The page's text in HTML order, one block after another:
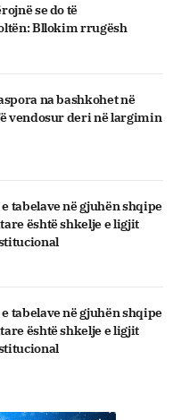
se do të
Bllokim rrugësh
na bashkohet në
vendosur deri në largimin
tabelave në gjuhën shqipe
është shkelje e ligjit
tabelave në gjuhën shqipe
është shkelje e ligjit